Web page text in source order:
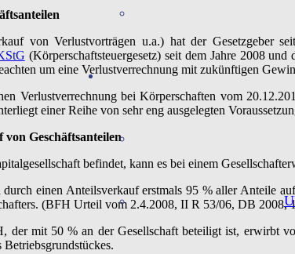
von Verlustvorträgen u.a.) hat der Gesetzgeber
(Körperschaftsteuergesetz) seit dem Jahre 2008
um eine Verlustverrechnung mit zukünftigen
Verlustverrechnung bei Körperschaften vom
einer Reihe von sehr eng ausgelegten
Geschäftsanteilen
befindet, kann es bei einem
einen Anteilsverkauf erstmals 95 % aller Anteile
(BFH Urteil vom 2.4.2008, II R 53/06, DB
der mit 50 % an der Gesellschaft beteiligt ist, erwirbt